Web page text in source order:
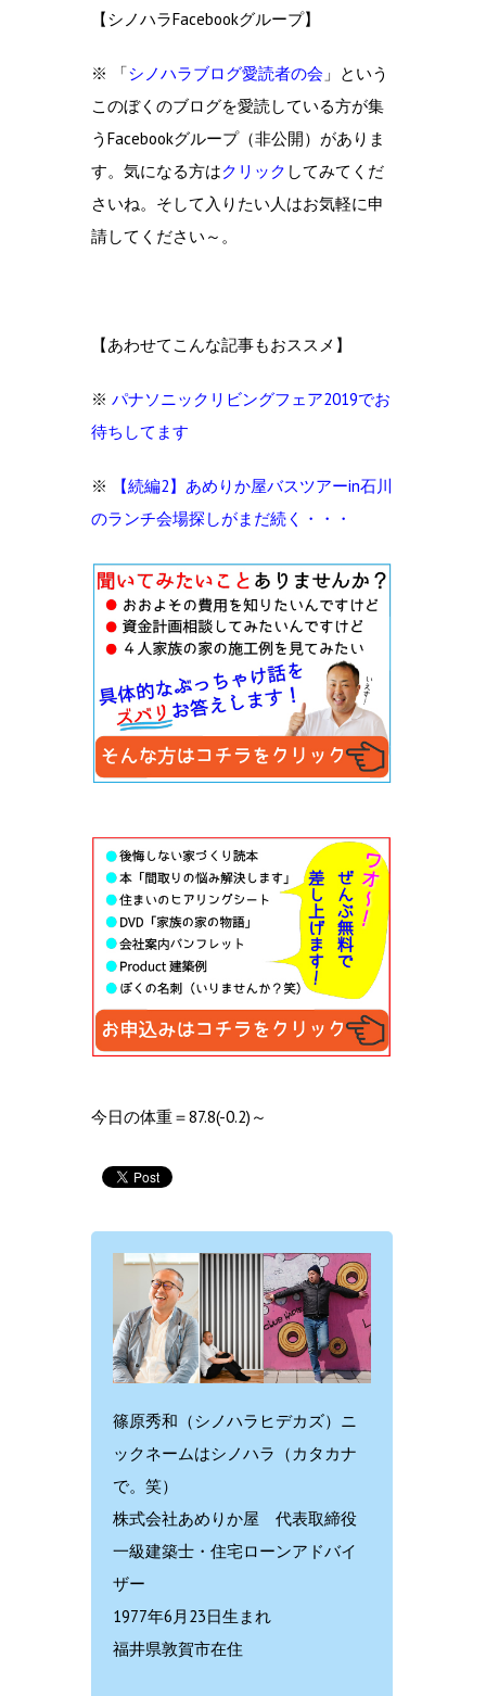
【シノハラFacebookグループ】
※ 「シノハラブログ愛読者の会 」という
このぼくのブログを愛読している方が集
うFacebookグループ（非公開）がありま
す。気になる方はクリック してみてくだ
さいね。そして入りたい人はお気軽に申
請してください～。
【あわせてこんな記事もおススメ】
※ パナソニックリビングフェア2019でお
待ちしてます
※
【続編2】あめりか屋バスツアーin石川
のランチ会場探しがまだ続く・・・
今日の体重＝87.8(-0.2)～
篠原秀和（シノハラヒデカズ）ニ
ックネームはシノハラ（カタカナ
で。笑）
株式会社あめりか屋 代表取締役
一級建築士・住宅ローンアドバイ
ザー
1977年6月23日生まれ
福井県敦賀市在住